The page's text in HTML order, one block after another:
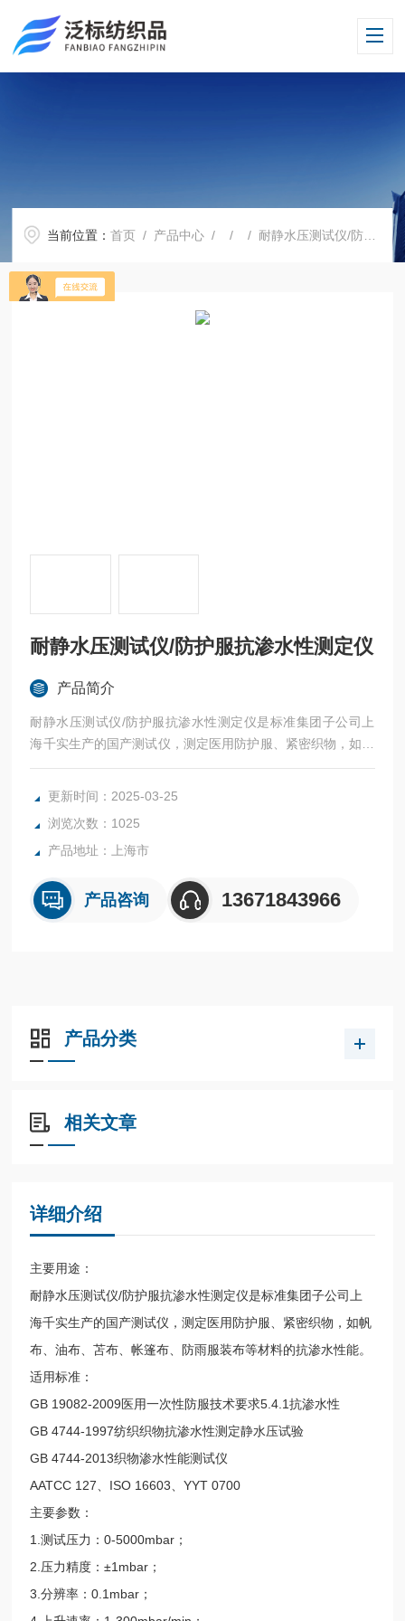
当前位置：首页 / 产品中心 / / / 耐静水压测试仪/防护服抗渗水性测定仪
耐静水压测试仪/防护服抗渗水性测定仪
产品简介
耐静水压测试仪/防护服抗渗水性测定仪是标准集团子公司上
海千实生产的国产测试仪，测定医用防护服、紧密织物，如帆
布、油布、苫布、帐篷布、防雨服装布等材料的抗渗水性能。
更新时间：2025-03-25
浏览次数：1025
产品地址：上海市
产品咨询 13671843966
产品分类
相关文章
详细介绍
主要用途：
耐静水压测试仪/防护服抗渗水性测定仪是标准集团子公司上
海千实生产的国产测试仪，测定医用防护服、紧密织物，如帆
布、油布、苫布、帐篷布、防雨服装布等材料的抗渗水性能。
适用标准：
GB 19082-2009医用一次性防服技术要求5.4.1抗渗水性
GB 4744-1997纺织织物抗渗水性测定静水压试验
GB 4744-2013织物渗水性能测试仪
AATCC 127、ISO 16603、YYT 0700
主要参数：
1.测试压力：0-5000mbar；
2.压力精度：±1mbar；
3.分辨率：0.1mbar；